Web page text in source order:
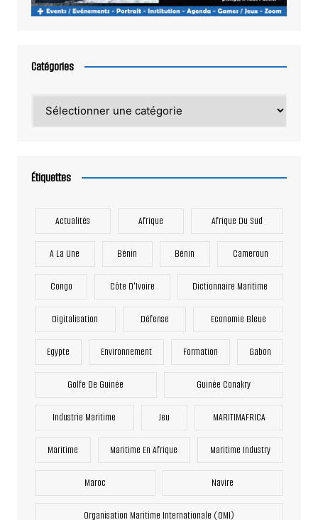
Catégories
Étiquettes
Actualités Afrique Afrique Du Sud
A La Une Bénin Bénin Cameroun
Congo Côte D'Ivoire Dictionnaire Maritime
Digitalisation Défense Economie Bleue
Egypte Environnement Formation Gabon
Golfe De Guinée Guinée Conakry
Industrie Maritime Jeu MARITIMAFRICA
Maritime Maritime En Afrique Maritime Industry
Maroc Navire
Organisation Maritime Internationale (OMI)